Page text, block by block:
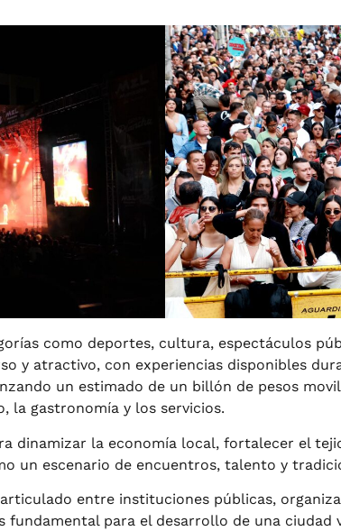
como deportes, cultura, espectáculos
y atractivo, con experiencias disponibles
un estimado de un billón de pesos
la gastronomía y los servicios.
dinamizar la economía local, fortalecer el
un escenario de encuentros, talento y
entre instituciones públicas,
para el desarrollo de una ciudad